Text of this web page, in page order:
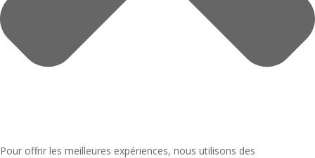
Pour offrir les meilleures expériences, nous utilisons des